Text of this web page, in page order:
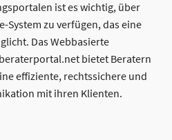
ist es wichtig, über
System zu verfügen, das eine
Das Webbasierte
bietet Beratern
effiziente, rechtssichere und
mit ihren Klienten.